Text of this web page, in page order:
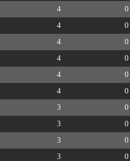
4 0
4 0
4 0
4 0
4 0
4 0
3 0
3 0
3 0
3 0